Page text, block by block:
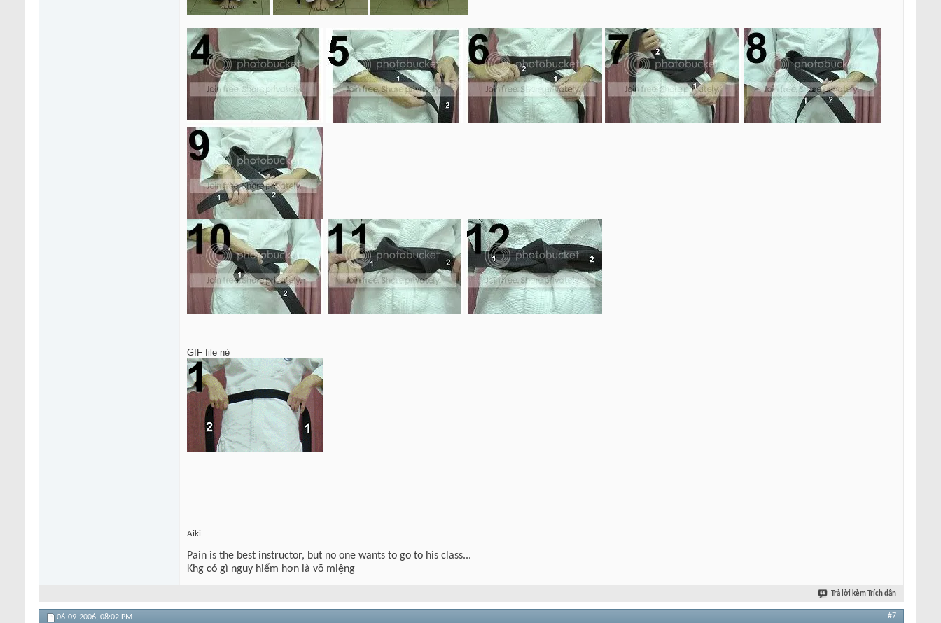
GIF file nè
Aiki
Pain is the best instructor, but no one wants to go to his class...
Khg có gì nguy hiểm hơn là võ miệng
Trả lời kèm Trích dẫn
06-09-2006, 08:02 PM #7